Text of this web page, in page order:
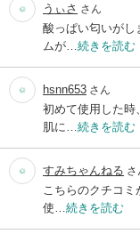
うぃさ さん
酸っぱい匂いがし
ムが… 続きを読む
hsnn653 さん
初めて使用した時
肌に… 続きを読む
すみちゃんねる さ
こちらのクチコ
使… 続きを読む